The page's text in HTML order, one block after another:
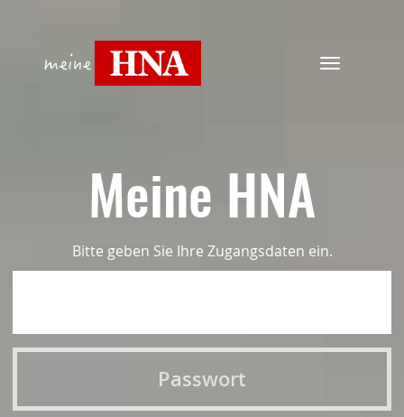
Navigation
Meine HNA
Bitte geben Sie Ihre Zugangsdaten ein.